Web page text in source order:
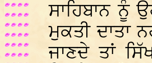
ਸਾਹਿਬਾਨ ਨੂੰ
ਮੁਕਤੀ ਦਾਤਾ
ਜਾਣਦੇ ਤਾਂ